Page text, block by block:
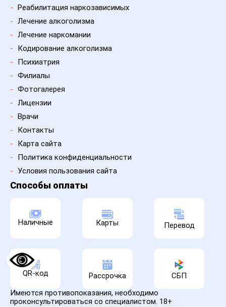
- Реабилитация наркозависимых
- Лечение алкоголизма
- Лечение наркомании
-
Кодирование алкоголизма
-
Психиатрия
- Филиалы
- Фотогалерея
- Лицензии
- Врачи
-
Контакты
-
Карта сайта
-
Политика конфиденциальности
- Условия пользования сайта
Имеются противопоказания, необходимо
проконсультироваться со специалистом. 18+
Способы оплаты
Наличные Карты Перевод
QR-код Рассрочка СБП